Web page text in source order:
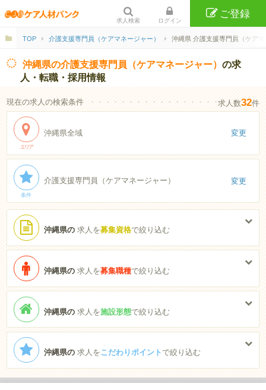
求人検索 ログイン
ご登録
TOP 介護支援専門員（ケアマネージャー） 沖縄県 介護支援専門員（ケア
沖縄県の介護支援専門員（ケアマネージャー）の求
人・転職・採用情報
現在の求人の検索条件 ・・・・・・・・・・・・・・・・・・・・・・
求人数32件
エリア
沖縄県全域 変更
条件
介護支援専門員（ケアマネージャー） 変更
沖縄県の求人を募集資格で絞り込む
沖縄県の求人を募集職種で絞り込む
沖縄県の求人を施設形態で絞り込む
沖縄県の求人をこだわりポイント で絞り込む